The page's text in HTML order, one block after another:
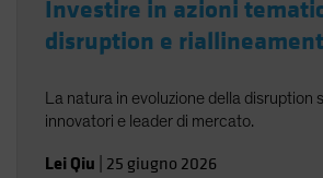
Investire in azioni
disruption e
La natura in evoluzione della disruption
innovatori e leader di mercato.
Lei Qiu 25 giugno 2026